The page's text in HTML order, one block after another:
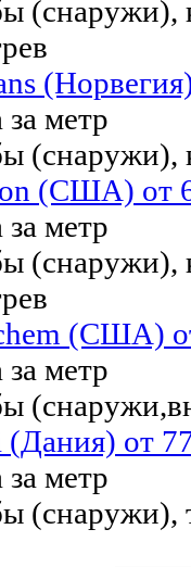
(снаружи),
за метр
(снаружи),
(США) от
за метр
(снаружи),
(США)
за метр
(Дания) от
за метр
(снаружи),